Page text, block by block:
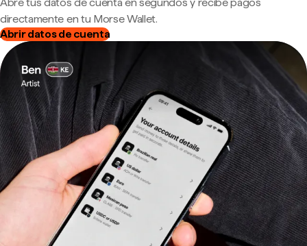
directamente en tu Morse Wallet.
Abrir datos de cuenta